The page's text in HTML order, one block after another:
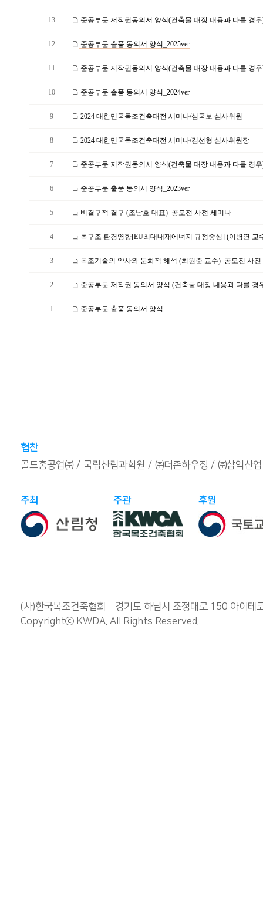
13 준공부문 저작권동의서 양식(건축물 대장 내용과 다를 경우
12 준공부문 출품 동의서 양식_2025ver
11 준공부문 저작권동의서 양식(건축물 대장 내용과 다를 경우
10 준공부문 출품 동의서 양식_2024ver
9 2024 대한민국목조건축대전 세미나/심국보 심사위원
8 2024 대한민국목조건축대전 세미나/김선형 심사위원장
7 준공부문 저작권동의서 양식(건축물 대장 내용과 다를 경우
6 준공부문 출품 동의서 양식_2023ver
5 비결구적 결구 (조남호 대표)_공모전 사전 세미나
4 목구조 환경영향[EU최대내재에너지 규정중심] (이병연 교
3 목조기술의 약사와 문화적 해석 (최원준 교수)_공모전 사전
2 준공부문 저작권 동의서 양식 (건축물 대장 내용과 다를 경
1 준공부문 출품 동의서 양식
협찬
골드홈공업㈜
국립산림과학원 ㈜더존하우징 ㈜삼익산업
주최 주관 후원
(사)한국목조건축협회 경기도 하남시 조정대로 150 아
Copyrightⓒ KWDA. All Rights Reserved.